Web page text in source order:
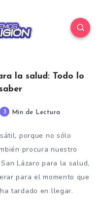
la salud: Todo lo
3 Min de Lectura
porque no sólo
procura nuestro
Lázaro para la salud,
para el momento que
tardado en llegar.